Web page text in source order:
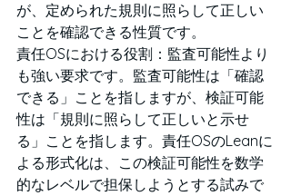
が、定められた規則に照らして正しい
ことを確認できる性質です。
責任OSにおける役割：監査可能性より
も強い要求です。監査可能性は「確認
できる」ことを指しますが、検証可能
性は「規則に照らして正しいと示せ
る」ことを指します。責任OSのLeanに
よる形式化は、この検証可能性を数学
的なレベルで担保しようとする試みで